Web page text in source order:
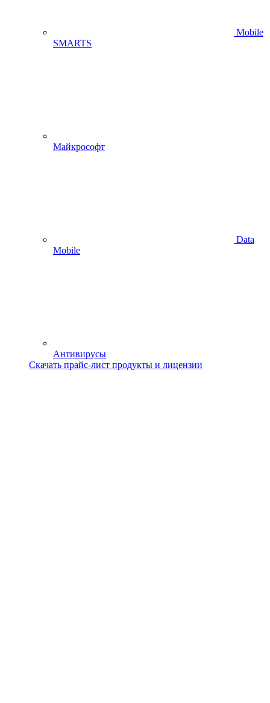
Mobile
SMARTS
Майкрософт
Data
Mobile
Антивирусы
Скачать прайс-лист продукты и лицензии